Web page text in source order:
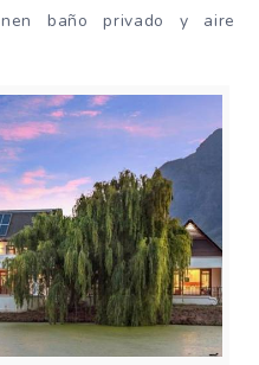
baño privado y aire